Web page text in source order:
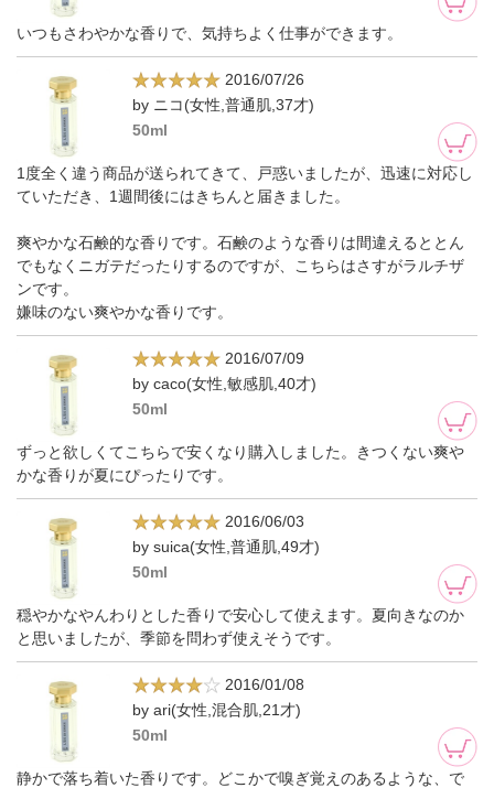
いつもさわやかな香りで、気持ちよく仕事ができます。
2016/07/26
by ニコ(女性,普通肌,37才)
50ml
1度全く違う商品が送られてきて、戸惑いましたが、迅速に対応し
ていただき、1週間後にはきちんと届きました。
爽やかな石鹸的な香りです。石鹸のような香りは間違えるととん
でもなくニガテだったりするのですが、こちらはさすがラルチザ
ンです。
嫌味のない爽やかな香りです。
2016/07/09
by caco(女性,敏感肌,40才)
50ml
ずっと欲しくてこちらで安くなり購入しました。きつくない爽や
かな香りが夏にぴったりです。
2016/06/03
by suica(女性,普通肌,49才)
50ml
穏やかなやんわりとした香りで安心して使えます。夏向きなのか
と思いましたが、季節を問わず使えそうです。
2016/01/08
by ari(女性,混合肌,21才)
50ml
静かで落ち着いた香りです。どこかで嗅ぎ覚えのあるような、で